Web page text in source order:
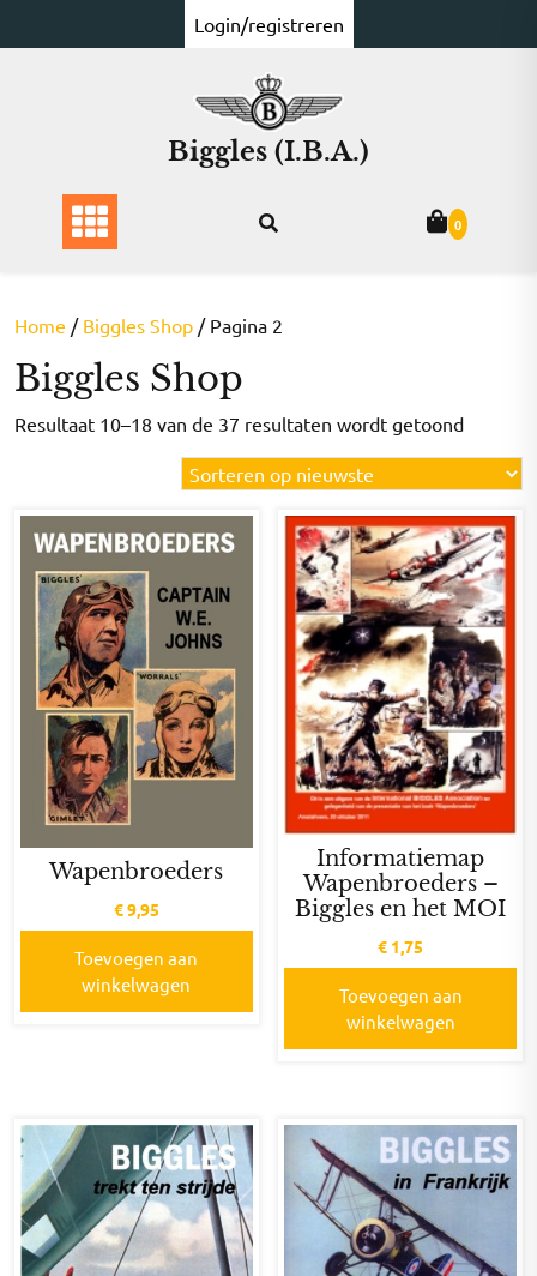
naar
Login/registreren
Biggles (I.B.A.)
0
Home / Biggles Shop / Pagina 2
Biggles Shop
Resultaat 10–18 van de 37 resultaten wordt getoond
op
Wapenbroeders
€9,95
Toevoegen aan
winkelwagen
Informatiemap
Wapenbroeders –
Biggles en het MOI
€ 1,75
Toevoegen aan
winkelwagen